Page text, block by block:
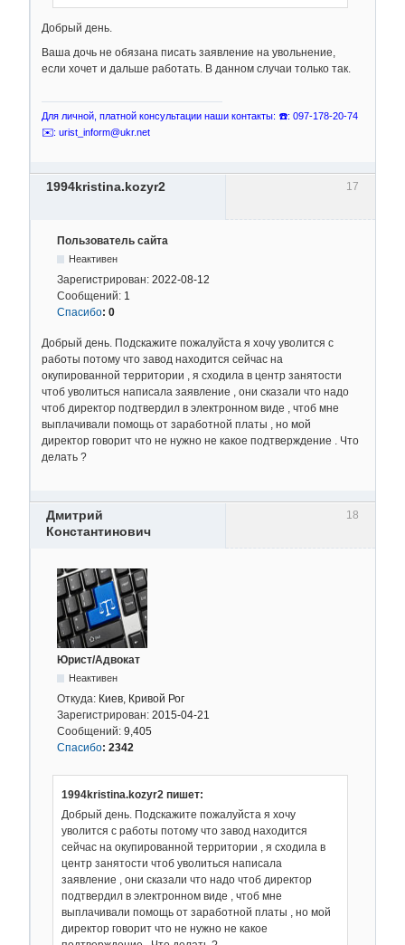
Добрый день.
Ваша дочь не обязана писать заявление на увольнение,
если хочет и дальше работать. В данном случаи только так.
Для личной, платной консультации наши контакты: ☎️: 097-178-20-74
✉️: urist_inform@ukr.net
17
1994kristina.kozyr2
Пользователь сайта
Неактивен
Зарегистрирован: 2022-08-12
Сообщений: 1
Спасибо: 0
Добрый день. Подскажите пожалуйста я хочу уволится с
работы потому что завод находится сейчас на
окупированной территории , я сходила в центр занятости
чтоб уволиться написала заявление , они сказали что надо
чтоб директор подтвердил в электронном виде , чтоб мне
выплачивали помощь от заработной платы , но мой
директор говорит что не нужно не какое подтверждение . Что
делать ?
18
Дмитрий
Константинович
Юрист/Адвокат
Неактивен
Откуда: Киев, Кривой Рог
Зарегистрирован: 2015-04-21
Сообщений: 9,405
Спасибо: 2342
1994kristina.kozyr2 пишет:
Добрый день. Подскажите пожалуйста я хочу
уволится с работы потому что завод находится
сейчас на окупированной территории , я сходила в
центр занятости чтоб уволиться написала
заявление , они сказали что надо чтоб директор
подтвердил в электронном виде , чтоб мне
выплачивали помощь от заработной платы , но мой
директор говорит что не нужно не какое